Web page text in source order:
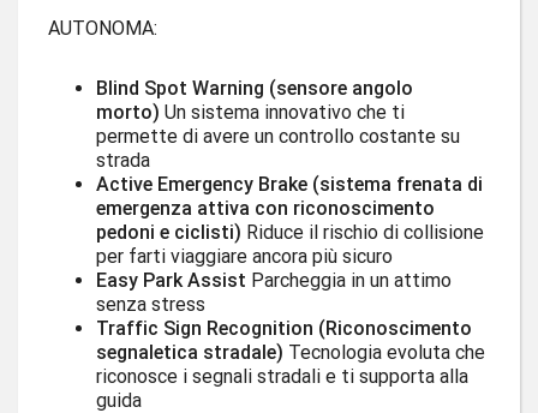
AUTONOMA:
Blind Spot Warning (sensore angolo
morto) Un sistema innovativo che ti
permette di avere un controllo costante su
strada
Active Emergency Brake (sistema frenata di
emergenza attiva con riconoscimento
pedoni e ciclisti) Riduce il rischio di collisione
per farti viaggiare ancora più sicuro
Easy Park Assist Parcheggia in un attimo
senza stress
Traffic Sign Recognition (Riconoscimento
segnaletica stradale) Tecnologia evoluta che
riconosce i segnali stradali e ti supporta alla
guida